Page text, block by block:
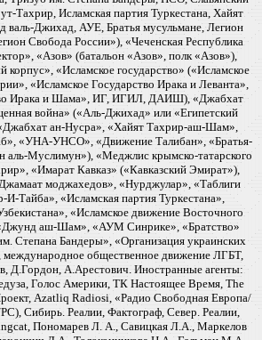
Тахрир, Исламская партия Туркестана, Хайят
Джихад, АУЕ, Братья мусульмане, Легион
Свобода России»), «Чеченская Республика
«Азов» (батальон «Азов», полк «Азов»),
«Исламское государство» («Исламское
«Исламское Государство Ирака и Леванта»,
Ирака и Шама», ИГ, ИГИЛ, ДАИШ), «Джабхат
война» («Аль-Джихад» или «Египетский
ан-Нусра», «Хайят Тахрир-аш-Шам»,
«УНА-УНСО», «Движение Талибан», «Братья-
аль-Муслимун»), «Меджлис крымско-татарского
«Имарат Кавказ» («Кавказский Эмират»),
моджахедов», «Нурджулар», «Таблиги
Тайба», «Исламская партия Туркестана»,
«Исламское движение Восточного
аш-Шам», «АУМ Синрике», «Братство»
Степана Бандеры», «Организация украинских
общественное движение ЛГБТ,
Д.Гордон, А.Арестович. Иностранные агенты:
Голос Америки, ТК Настоящее Время, The
Azatliq Radiosi, «Радио Свободная Европа/
Сибирь. Реалии, Фактограф, Север. Реалии,
Пономарев Л. А., Савицкая Л.А., Маркелов